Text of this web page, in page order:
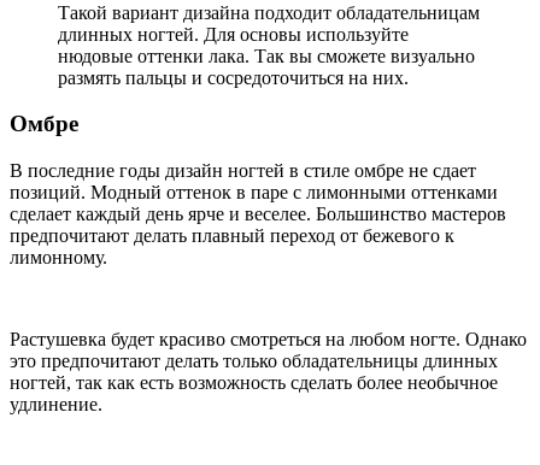
Такой вариант дизайна подходит обладательницам
длинных ногтей. Для основы используйте
нюдовые оттенки лака. Так вы сможете визуально
размять пальцы и сосредоточиться на них.
Омбре
В последние годы дизайн ногтей в стиле омбре не сдает
позиций. Модный оттенок в паре с лимонными оттенками
сделает каждый день ярче и веселее. Большинство мастеров
предпочитают делать плавный переход от бежевого к
лимонному.
Растушевка будет красиво смотреться на любом ногте. Однако
это предпочитают делать только обладательницы длинных
ногтей, так как есть возможность сделать более необычное
удлинение.